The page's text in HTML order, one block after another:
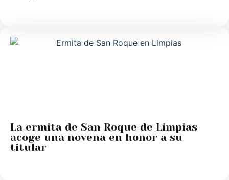
La ermita de San Roque de Limpias
acoge una novena en honor a su
titular